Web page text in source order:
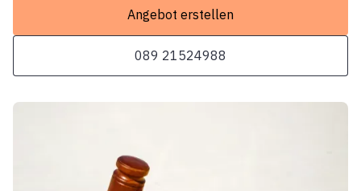
Angebot erstellen
089 21524988